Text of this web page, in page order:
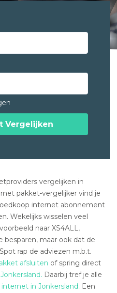
Vergelijken
vergelijken in
pakket-vergelijker vind je
internet abonnement
Wekelijks wisselen veel
naar XS4ALL,
besparen, maar ook dat de
rap de adviezen m.b.t.
afsluiten of spring direct
Daarbij tref je alle
in Jonkersland. Een